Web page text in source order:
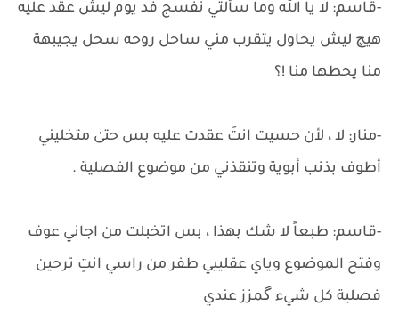
-قاسم: لا يا الله وما سألتي نفسج فد يوم ليش عقد عليه
هيچ ليش يحاول يتقرب مني ساحل روحه سحل يجيبهة
منا يحطها منا !؟
-منار: لا ، لأن حسيت انتَ عقدت عليه بس حتىٰ متخليني
أطوف بذنب أبوية وتنقذني من موضوع الفصلية .
-قاسم: طبعاً لا شك بهذا ، بس اتخبلت من اجاني عوف
وفتح الموضوع وياي عقلييي طفر من راسي انتِ ترحين
فصلية كل شيء گمزز عندي